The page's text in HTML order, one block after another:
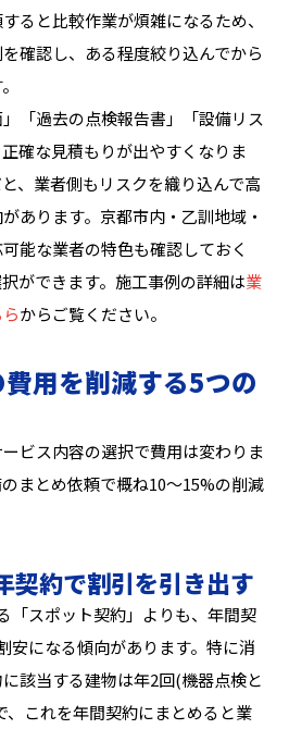
ると比較作業が煩雑になるため、
確認し、ある程度絞り込んでから
「過去の点検報告書」「設備リス
確な見積もりが出やすくなりま
、業者側もリスクを織り込んで高
あります。京都市内・乙訓地域・
能な業者の特色も確認しておく
ができます。施工事例の詳細は業
からご覧ください。
用を削減する5つの
ビス内容の選択で費用は変わりま
まとめ依頼で概ね10〜15%の削減
契約で割引を引き出す
「スポット契約」よりも、年間契
安になる傾向があります。特に消
該当する建物は年2回(機器点検と
、これを年間契約にまとめると業